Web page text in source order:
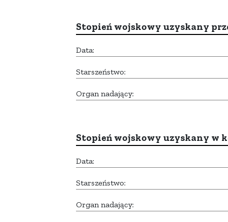
Stopień wojskowy uzyskany
Data:
Starszeństwo:
Organ nadający:
Stopień wojskowy uzyskany w
Data:
Starszeństwo:
Organ nadający: